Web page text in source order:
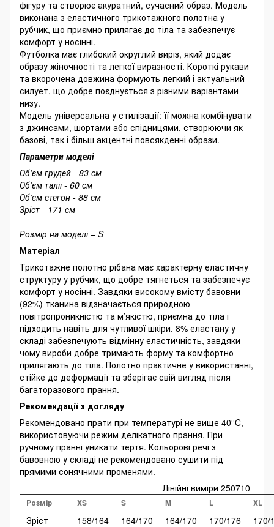
фігуру та створює акуратний, сучасний образ. Модель
виконана з еластичного трикотажного полотна у
рубчик, що приємно прилягає до тіла та забезпечує
комфорт у носінні.
Футболка має глибокий округлий виріз, який додає
образу жіночності та легкої виразності. Короткі рукави
та вкорочена довжина формують легкий і актуальний
силует, що добре поєднується з різними варіантами
низу.
Модель універсальна у стилізації: її можна комбінувати
з джинсами, шортами або спідницями, створюючи як
базові, так і більш акцентні повсякденні образи.
Параметри моделі
Об’єм грудей - 83 см
Об’єм талії - 60 см
Об’єм стегон - 88 см
Зріст - 171 см
Розмір на моделі – S
Матеріал
Трикотажне полотно рібана має характерну еластичну
структуру у рубчик, що добре тягнеться та забезпечує
комфорт у носінні. Завдяки високому вмісту бавовни
(92%) тканина відзначається природною
повітропроникністю та м’якістю, приємна до тіла і
підходить навіть для чутливої шкіри. 8% еластану у
складі забезпечують відмінну еластичність, завдяки
чому вироби добре тримають форму та комфортно
прилягають до тіла. Полотно практичне у використанні,
стійке до деформації та зберігає свій вигляд після
багаторазового прання.
Рекомендації з догляду
Рекомендовано прати при температурі не вище 40°C,
використовуючи режим делікатного прання. При
ручному пранні уникати тертя. Кольорові речі з
бавовною у складі не рекомендовано сушити під
прямими сонячними променями.
Лінійні виміри 250710
Розмір XS S M L XL
Зріст 158/164 164/170 164/170 170/176
170/